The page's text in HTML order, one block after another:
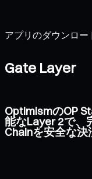
アプリのダウンロー
Gate Layer
OptimismのOP
能なLayer 2で、
Chainを安全な決